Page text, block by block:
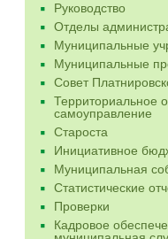
Руководство
Отделы
Муниципальные
Муниципальные
Совет
Территориальное
самоуправление
Староста
Инициативное
Муниципальная
Статистические
Проверки
Кадровое